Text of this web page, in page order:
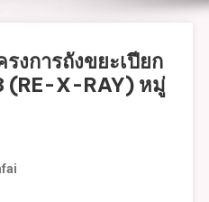
งการถังขยะเปียก
(RE-X-RAY) หมู่